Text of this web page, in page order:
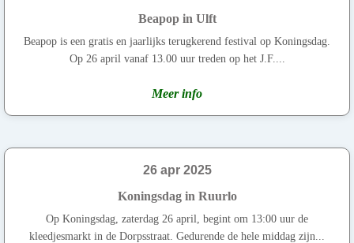
Beapop in Ulft
Beapop is een gratis en jaarlijks terugkerend festival op Koningsdag.
Op 26 april vanaf 13.00 uur treden op het J.F....
Meer info
26 apr 2025
Koningsdag in Ruurlo
Op Koningsdag, zaterdag 26 april, begint om 13:00 uur de
kleedjesmarkt in de Dorpsstraat. Gedurende de hele middag zijn...